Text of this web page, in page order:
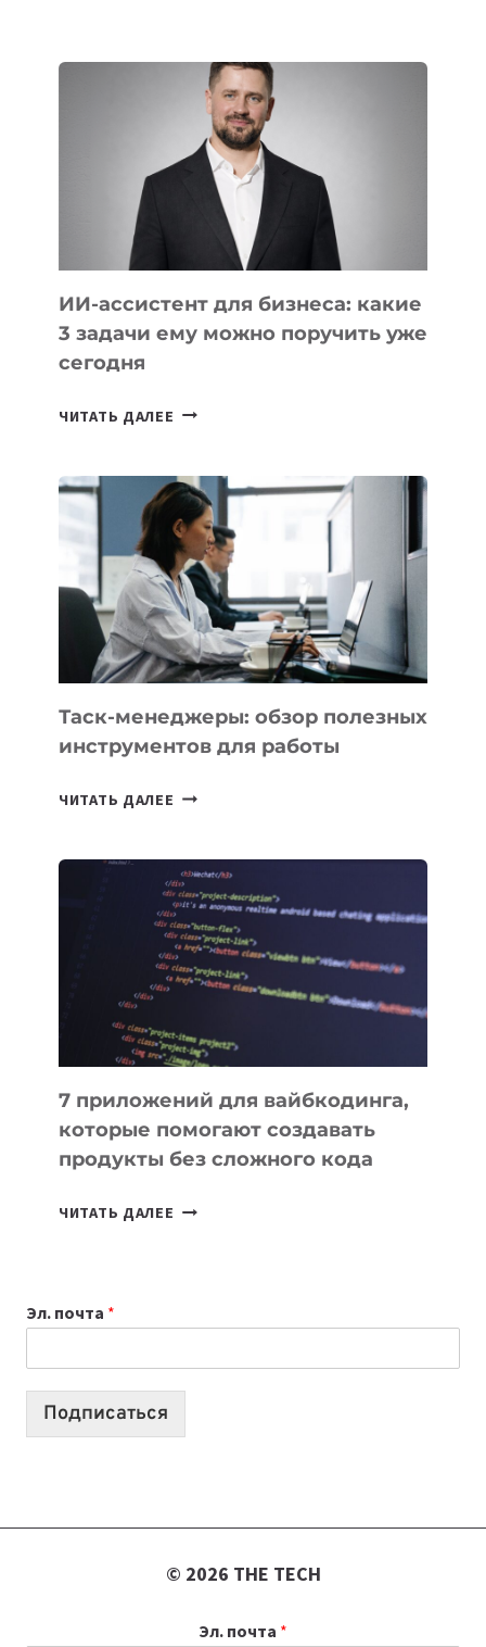
КОТОРЫЕ
РАЗВИВАЮТ
ТЕХНОЛОГИЧЕСКОЕ
ОБРАЗОВАНИЕ
ТАДЖИКИСТАНА
ИИ-ассистент для бизнеса: какие
3 задачи ему можно поручить уже
сегодня
ЧИТАТЬ ДАЛЕЕ ИИ-
БИЗНЕСА:
КАКИЕ
3
ЗАДАЧИ
ЕМУ
МОЖНО
ПОРУЧИТЬ
УЖЕ
СЕГОДНЯ
Таск-менеджеры: обзор полезных
инструментов для работы
ЧИТАТЬ ДАЛЕЕ ТАСК-
ПОЛЕЗНЫХ
ИНСТРУМЕНТОВ
ДЛЯ
РАБОТЫ
7 приложений для вайбкодинга,
которые помогают создавать
продукты без сложного кода
ЧИТАТЬ ДАЛЕЕ
СОЗДАВАТЬ
ПРОДУКТЫ
Эл. почта *
Подписаться
© 2026 THE TECH
Эл. почта *